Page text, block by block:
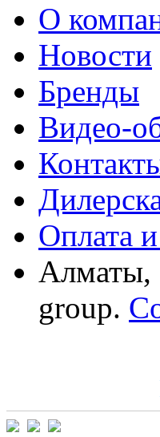
О
Новости
Бренды
Видео-
Оплата
Алматы,
group.